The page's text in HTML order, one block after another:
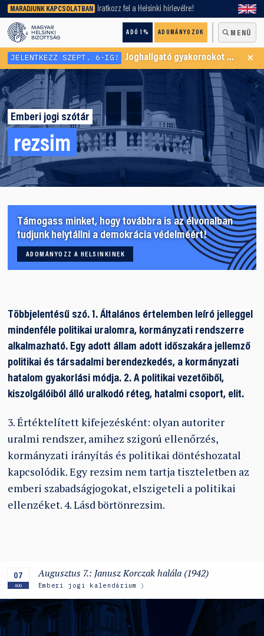
MARADJUNK KAPCSOLATBAN Iratkozz fel a Helsinki hírlevélre!
ADÓ 1% ADOMÁNYOZOK MENÜ
keresőnket!
JELENTKEZZ SZEPT. 6-IG! Joghallgató gyakornokot keresünk Menekültügyi Programunkba ×
Emberi jogi szótár
rezsim
Támogass minket, hogy továbbra is az élvonalban
tudjunk helytállni a demokrácia védelméért!
ADOMÁNYOZZ A HELSINKINEK
Többjelentésű szó. 1. Általános értelemben leíró jelleggel
mindenféle politikai uralomra, kormányzati rendszerre
alkalmazható. Egy adott állam adott időszakára jellemző
politikai és társadalmi berendezkedés, a kormányzati
hatalom gyakorlási módja. 2. A politikai vezetőiből,
kiszolgálóiból álló uralkodó réteg, hatalmi csoport, elit.
3. Értéktelített kifejezésként: olyan autoriter
uralmi rendszer, amihez szigorú ellenőrzés,
kormányzati irányítás és politikai döntéshozatal
kapcsolódik. Egy rezsim nem tartja tiszteletben az
emberi szabadságjogokat, elszigeteli a politikai
ellenzéket. 4. Lásd börtönrezsim.
07
AUG
Augusztus 7.: Janusz Korczak halála (1942)
Emberi jogi kalendárium